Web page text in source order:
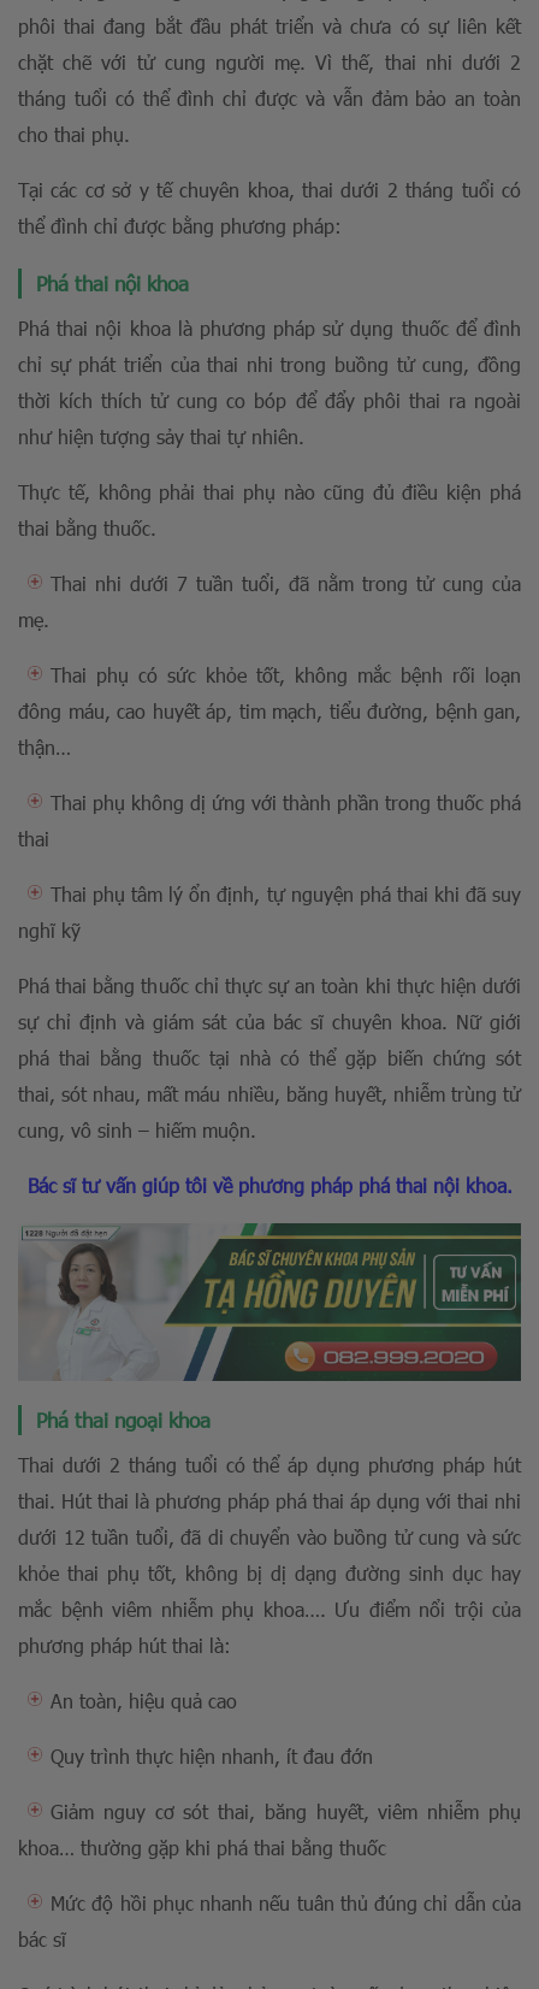
phôi thai đang bắt đầu phát triển và chưa có sự liên kết
chặt chẽ với tử cung người mẹ. Vì thế, thai nhi dưới 2
tháng tuổi có thể đình chỉ được và vẫn đảm bảo an toàn
cho thai phụ.
Tại các cơ sở y tế chuyên khoa, thai dưới 2 tháng tuổi có
thể đình chỉ được bằng phương pháp:
Phá thai nội khoa
Phá thai nội khoa là phương pháp sử dụng thuốc để đình
chỉ sự phát triển của thai nhi trong buồng tử cung, đồng
thời kích thích tử cung co bóp để đẩy phôi thai ra ngoài
như hiện tượng sảy thai tự nhiên.
Thực tế, không phải thai phụ nào cũng đủ điều kiện phá
thai bằng thuốc.
Thai nhi dưới 7 tuần tuổi, đã nằm trong tử cung của
mẹ.
Thai phụ có sức khỏe tốt, không mắc bệnh rối loạn
đông máu, cao huyết áp, tim mạch, tiểu đường, bệnh gan,
thận…
Thai phụ không dị ứng với thành phần trong thuốc phá
thai
Thai phụ tâm lý ổn định, tự nguyện phá thai khi đã suy
nghĩ kỹ
Phá thai bằng thuốc chỉ thực sự an toàn khi thực hiện dưới
sự chỉ định và giám sát của bác sĩ chuyên khoa. Nữ giới
phá thai bằng thuốc tại nhà có thể gặp biến chứng sót
thai, sót nhau, mất máu nhiều, băng huyết, nhiễm trùng tử
cung, vô sinh – hiếm muộn.
Bác sĩ tư vấn giúp tôi về phương pháp phá thai nội khoa.
Phá thai ngoại khoa
Thai dưới 2 tháng tuổi có thể áp dụng phương pháp hút
thai. Hút thai là phương pháp phá thai áp dụng với thai nhi
dưới 12 tuần tuổi, đã di chuyển vào buồng tử cung và sức
khỏe thai phụ tốt, không bị dị dạng đường sinh dục hay
mắc bệnh viêm nhiễm phụ khoa…. Ưu điểm nổi trội của
phương pháp hút thai là:
An toàn, hiệu quả cao
Quy trình thực hiện nhanh, ít đau đớn
Giảm nguy cơ sót thai, băng huyết, viêm nhiễm phụ
khoa… thường gặp khi phá thai bằng thuốc
Mức độ hồi phục nhanh nếu tuân thủ đúng chỉ dẫn của
bác sĩ